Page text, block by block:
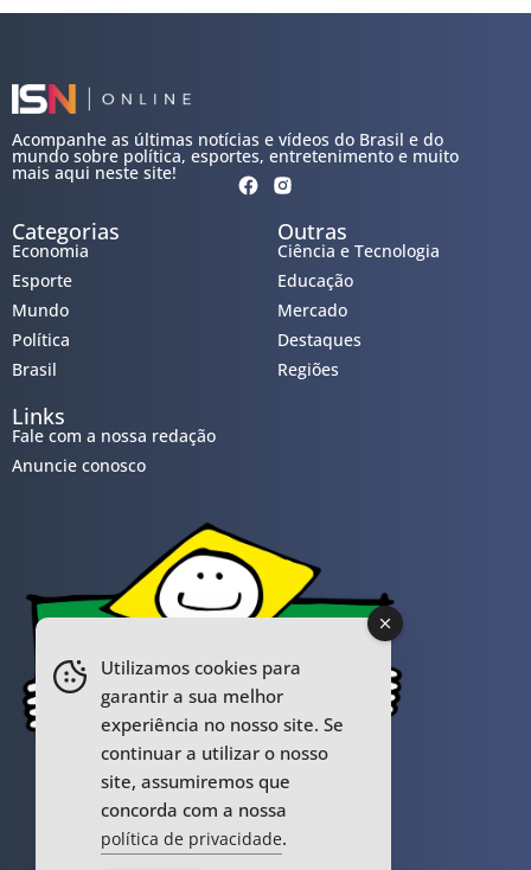
Acompanhe as últimas notícias e vídeos do Brasil e do
mundo sobre política, esportes, entretenimento e muito
mais aqui neste site!
Categorias
Economia
Esporte
Mundo
Política
Brasil
Outras
Ciência e Tecnologia
Educação
Mercado
Destaques
Regiões
Links
Fale com a nossa redação
Anuncie conosco
Utilizamos cookies para
garantir a sua melhor
experiência no nosso site. Se
continuar a utilizar o nosso
site, assumiremos que
concorda com a nossa
política de privacidade.